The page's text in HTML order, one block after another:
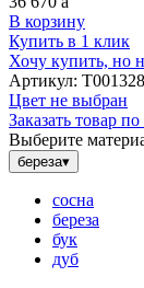
В корзину
Купить в 1 клик
Хочу купить, но
Артикул: Т001328
Цвет не выбран
Заказать товар
Выберите
береза▾
сосна
береза
бук
дуб